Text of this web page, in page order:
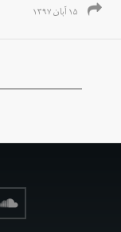
۱۵ آبان ۱۳۹۷